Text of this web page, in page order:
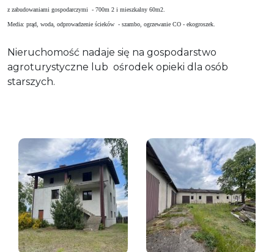
z zabudowaniami gospodarczymi - 700m 2 i mieszkalny 60m2.
Media: prąd, woda, odprowadzenie ścieków - szambo, ogrzewanie CO - ekogroszek.
Nieruchomość nadaje się na gospodarstwo
agroturystyczne lub ośrodek opieki dla osób
starszych.